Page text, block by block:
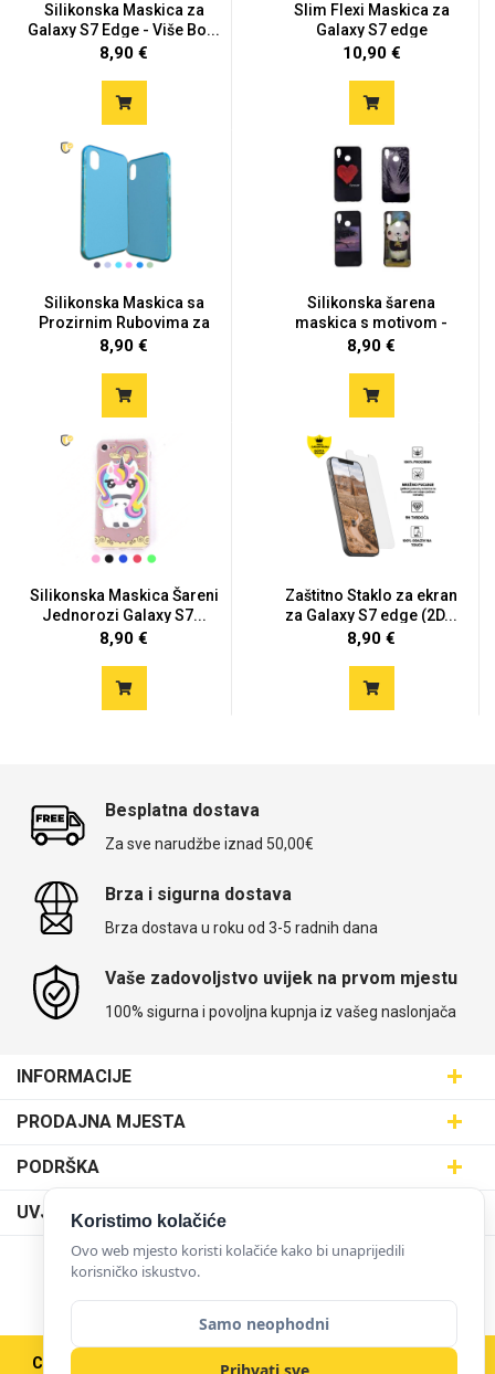
Silikonska Maskica za
Galaxy S7 Edge - Više Bo...
8,90 €
Slim Flexi Maskica za
Galaxy S7 edge
10,90 €
Silikonska Maskica sa
Prozirnim Rubovima za
Ga...
8,90 €
Silikonska šarena
maskica s motivom -
Galaxy S...
8,90 €
Silikonska Maskica Šareni
Jednorozi Galaxy S7...
8,90 €
Zaštitno Staklo za ekran
za Galaxy S7 edge (2D...
8,90 €
Besplatna dostava
Za sve narudžbe iznad 50,00€
Brza i sigurna dostava
Brza dostava u roku od 3-5 radnih dana
Vaše zadovoljstvo uvijek na prvom mjestu
100% sigurna i povoljna kupnja iz vašeg naslonjača
INFORMACIJE
SVIJET MASKICA d.o.o.
Aleja javora 13, 10000 Zagreb
prodaja@maskice.hr
PRODAJNA MJESTA
Poslovnica Trešnjevka
Poslovnica Dubrava
Poslovnica Kvatrić
Poslovnica Velika Gorica
Poslovnica Karlovac
Poslovnica Ilica
Poslovnica Križevci
PODRŠKA
Dostava
Karijera u maskice.hr
Postani partner
Zakupi franšizu
UVJETI KORIŠTENJA
Klub vjernosti
Obrazac za jednostrani raskid ugovora
Pravne napomene
NAČINI PLAĆANJA
Copyright © 2026 Maskice.hr |
Koristimo kolačiće
Ovo web mjesto koristi kolačiće kako bi unaprijedili
korisničko iskustvo.
Samo neophodni